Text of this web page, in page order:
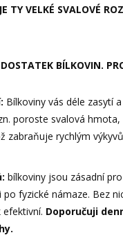
TY VELKÉ SVALOVÉ
BÍLKOVIN.
Bílkoviny vás déle zasytí
poroste svalová
zabraňuje rychlým
bílkoviny jsou zásadní
fyzické námaze. Bez
efektivní. Doporučuji